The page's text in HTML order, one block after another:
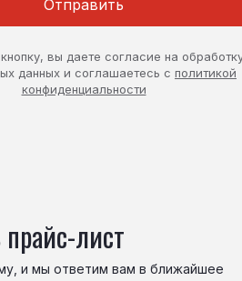
Отправить
вы даете согласие на
данных и соглашаетесь с политикой
конфиденциальности
лист
и мы ответим вам в ближайшее